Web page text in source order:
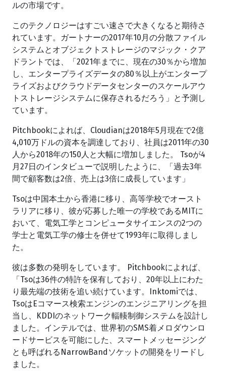
ルの市場です。
このテクノロジーはすごい速さで大きくなると期待さ
れています。ガートナーの2017年10月の分散ファイル
システムとオブジェクトストレージのマジック・クア
ドラントでは、「2021年までに、現在の30％から増加
し、エンタープライズデータの80％以上がエンタープ
ライズおよびクラウドデータセンターのスケールアウ
トストレージシステムに保存されるだろう」と予測し
ています。
Pitchbookによれば、Cloudianは2018年5月現在で2億
4,010万ドルの資本を調達しており、社員は2011年の30
人から2018年の150人と大幅に増加しました。 Tsoが4
月27日のインタビューで説明したように、「過去3年
間で顧客数は2倍、売上は3倍に成長しています」
Tsoは中国本土から香港に移り、高等学校でオースト
ラリアに移り、彼が応募した唯一の学校であるMITに
おいて、電気工学とコンピュータサイエンスの2つの
学士と電気工学の修士を併せて1993年に取得しまし
た。
彼は多数の発明をしています。 Pitchbookによれば、
「Tsoは36件の特許を保有しており、20年以上にわた
り最先端の技術を追い続けています。Inktomiでは、
TsoはEコマース検索エンジンのエンジニアリングを担
当し、KDDIのネットワーク輻輳制御システムを設計し
ました。インテルでは、世界初のSMS着メロダウンロ
ードサービスを可能にした、スマートメッセージング
とも呼ばれるNarrowBandソケットの開発をリードし
ました。